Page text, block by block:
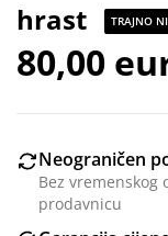
hrast
TRAJNO
80,00
Neograničen
Bez vremenskog
prodavnicu